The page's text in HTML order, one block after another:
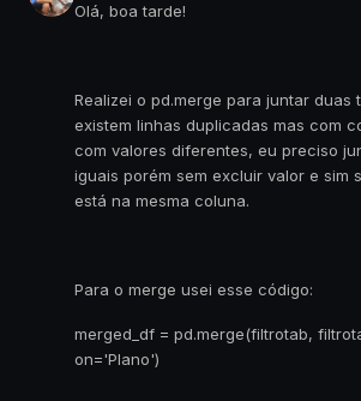
Olá, boa tarde!
Realizei o pd.merge para juntar duas
existem linhas duplicadas mas com
com valores diferentes, eu preciso
iguais porém sem excluir valor e sim
está na mesma coluna.
Para o merge usei esse código:
merged_df = pd.merge(filtrotab,
on='Plano')